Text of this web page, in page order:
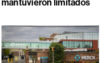
mantuvieron limitados